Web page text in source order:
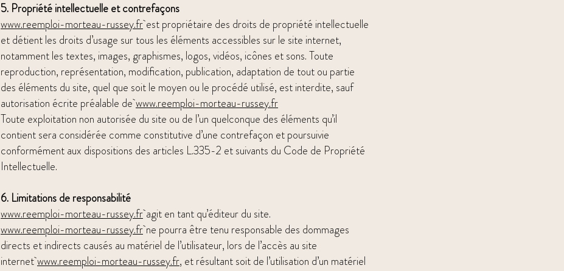
5. Propriété intellectuelle et contrefaçons
www.reemploi-morteau-russey.frest propriétaire des droits de propriété intellectuelle
et détient les droits d’usage sur tous les éléments accessibles sur le site internet,
notamment les textes, images, graphismes, logos, vidéos, icônes et sons. Toute
reproduction, représentation, modification, publication, adaptation de tout ou partie
des éléments du site, quel que soit le moyen ou le procédé utilisé, est interdite, sauf
autorisation écrite préalable dewww.reemploi-morteau-russey.fr
Toute exploitation non autorisée du site ou de l’un quelconque des éléments qu’il
contient sera considérée comme constitutive d’une contrefaçon et poursuivie
conformément aux dispositions des articles L.335-2 et suivants du Code de Propriété
Intellectuelle.
6. Limitations de responsabilité
www.reemploi-morteau-russey.fragit en tant qu’éditeur du site.
www.reemploi-morteau-russey.frne pourra être tenu responsable des dommages
directs et indirects causés au matériel de l’utilisateur, lors de l’accès au site
internetwww.reemploi-morteau-russey.fr, et résultant soit de l’utilisation d’un matériel